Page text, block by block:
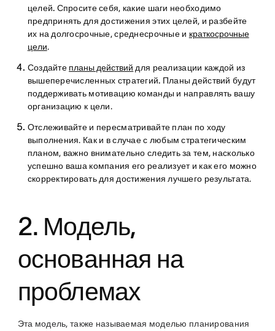
целей. Спросите себя, какие шаги необходимо
предпринять для достижения этих целей, и разбейте
их на долгосрочные, среднесрочные и краткосрочные
цели.
Создайте планы действий для реализации каждой из
вышеперечисленных стратегий. Планы действий будут
поддерживать мотивацию команды и направлять вашу
организацию к цели.
Отслеживайте и пересматривайте план по ходу
выполнения. Как и в случае с любым стратегическим
планом, важно внимательно следить за тем, насколько
успешно ваша компания его реализует и как его можно
скорректировать для достижения лучшего результата.
2. Модель,
основанная на
проблемах
Эта модель, также называемая моделью планирования